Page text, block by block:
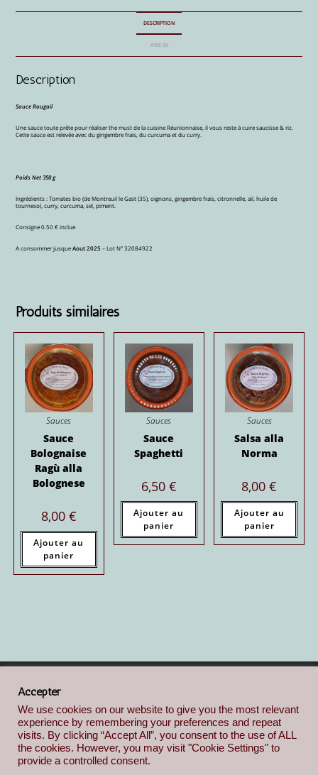
DESCRIPTION
AVIS (0)
Description
Sauce Rougail
Une sauce toute prête pour réaliser the must de la cuisine Réunionnaise, il vous reste à cuire saucisse & riz.
Cette sauce est relevée avec du gingembre frais, du curcuma et du curry.
Poids Net 350 g
Ingrédients : Tomates bio (de Montreuil le Gast (35), oignons, gingembre frais, citronnelle, ail, huile de
tournesol, curry, curcuma, sel, piment.
Consigne 0.50 € inclue
A consommer jusqueAout 2025 – Lot N° 32084922
Produits similaires
Sauces
Sauce
Bolognaise
Ragù alla
Bolognese
8,00 €
Ajouter au
panier
Sauces
Sauce
Spaghetti
6,50 €
Ajouter au
panier
Sauces
Salsa alla
Norma
8,00€
Ajouter au
panier
Accepter
We use cookies on our website to give you the most relevant
experience by remembering your preferences and repeat
visits. By clicking “Accept All”, you consent to the use of ALL
the cookies. However, you may visit "Cookie Settings" to
provide a controlled consent.